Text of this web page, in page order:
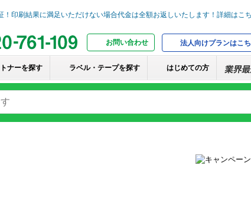
お問い合わせ 法人向けプランはこ
トナーを探す ラベル・テープを探す はじめての方